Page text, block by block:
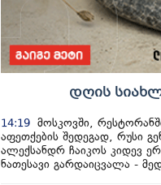
დღის
14:19 მოსკოვში,
აფეთქების შედეგად, რუსი
ალექსანდრ ჩაიკოს კიდევ
ნათესავი გარდაიცვალა -